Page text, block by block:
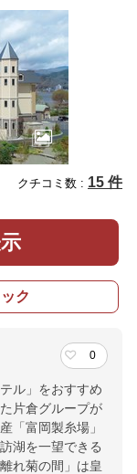
クチコミ数 : 15 件
ク
0
ル」をおすすめ
片倉グループが
「富岡製糸場」
湖を一望できる
れ菊の間」は皇